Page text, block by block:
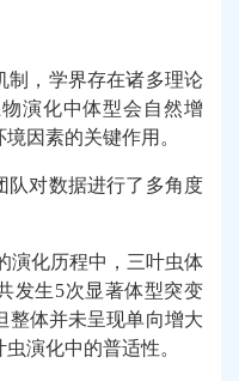
制，学界存在诸多理论
演化中体型会自然增
因素的关键作用。
队对数据进行了多角度
演化历程中，三叶虫体
发生5次显著体型突变
整体并未呈现单向增大
演化中的普适性。